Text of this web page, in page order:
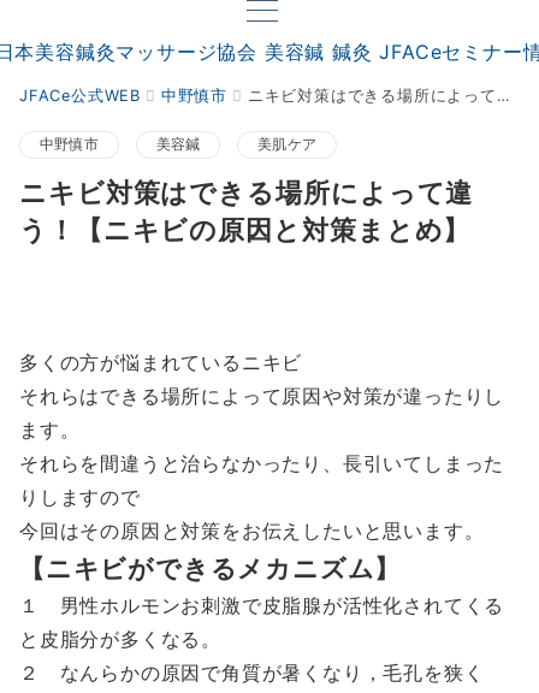
JFACe公式WEB 中野慎市 ニキビ対策はできる場所によって違う！【ニキビの原因と対策まとめ】
中野慎市 美容鍼 美肌ケア
ニキビ対策はできる場所によって違
う！【ニキビの原因と対策まとめ】
多くの方が悩まれているニキビ
それらはできる場所によって原因や対策が違ったりし
ます。
それらを間違うと治らなかったり、長引いてしまった
りしますので
今回はその原因と対策をお伝えしたいと思います。
【ニキビができるメカニズム】
１ 男性ホルモンお刺激で皮脂腺が活性化されてくる
と皮脂分が多くなる。
２ なんらかの原因で角質が暑くなり，毛孔を狭く